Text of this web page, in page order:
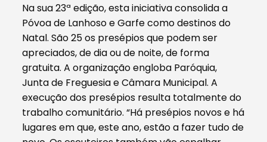
Na sua 23ª edição, esta iniciativa consolida a
Póvoa de Lanhoso e Garfe como destinos do
Natal. São 25 os presépios que podem ser
apreciados, de dia ou de noite, de forma
gratuita. A organização engloba Paróquia,
Junta de Freguesia e Câmara Municipal. A
execução dos presépios resulta totalmente do
trabalho comunitário. “Há presépios novos e há
lugares em que, este ano, estão a fazer tudo de